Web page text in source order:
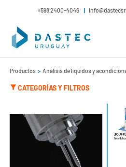
+598 2400-4046
Productos Análisis de líquidos y
CATEGORÍAS Y FILTROS